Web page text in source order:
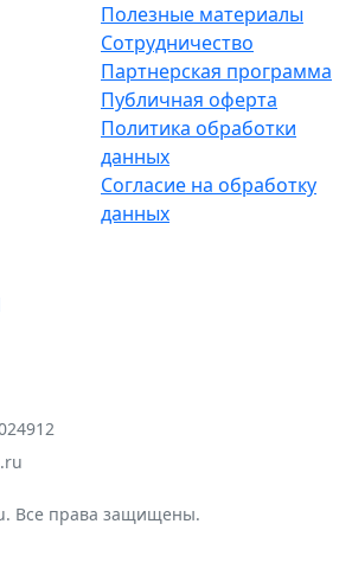
Все права защищены.
Полезные материалы
Сотрудничество
Партнерская программа
Публичная оферта
Политика обработки
данных
Согласие на обработку
данных